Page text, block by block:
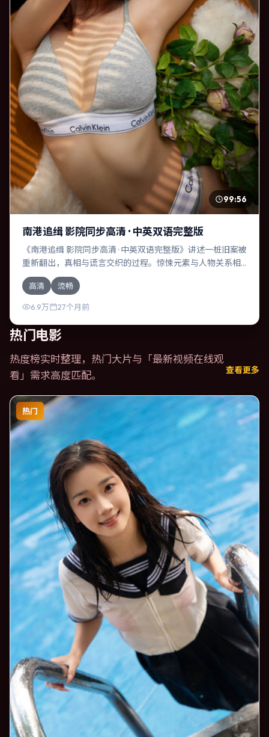
99:56
南港追缉 影院同步高清 · 中英双语完整版
《南港追缉 影院同步高清 · 中英双语完整版》讲述一桩旧案被
重新翻出，真相与谎言交织的过程。惊悚元素与人物关系相
互咬合，孙艺珍、长泽雅美的对手戏尤为出彩。导演张艺谋
善于在长镜头中积蓄张力，本片亦在俄罗斯实地取景，增强
真实质感。
高清 流畅
6.9万 27个月前
热门电影
热度榜实时整理，热门大片与「最新视频在线观
看 」需求高度匹配。 查看更多
热门